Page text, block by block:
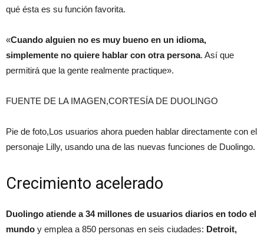
qué ésta es su función favorita.
«Cuando alguien no es muy bueno en un idioma,
simplemente no quiere hablar con otra persona. Así que
permitirá que la gente realmente practique».
FUENTE DE LA IMAGEN,CORTESÍA DE DUOLINGO
Pie de foto,Los usuarios ahora pueden hablar directamente con el
personaje Lilly, usando una de las nuevas funciones de Duolingo.
Crecimiento acelerado
Duolingo atiende a 34 millones de usuarios diarios en todo el
mundo y emplea a 850 personas en seis ciudades: Detroit,